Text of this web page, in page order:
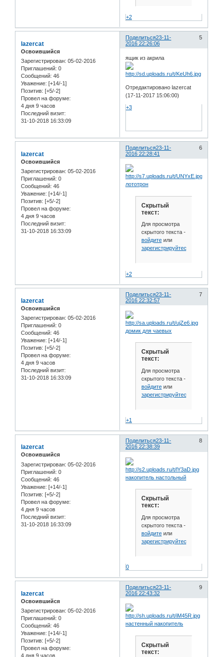
+2
Поделиться 5
23-11-
2016 22:26:06
lazercat
Освоившийся
Зарегистрирован: 05-02-2016
Приглашений: 0
Сообщений: 46
Уважение: [+14/-1]
Позитив: [+5/-2]
Провел на форуме:
4 дня 9 часов
Последний визит:
31-10-2018 16:33:09
ящик из акрила
Отредактировано lazercat
(17-11-2017 15:06:00)
+3
Поделиться 6
23-11-
2016 22:28:41
lazercat
Освоившийся
Зарегистрирован: 05-02-2016
Приглашений: 0
Сообщений: 46
Уважение: [+14/-1]
Позитив: [+5/-2]
Провел на форуме:
4 дня 9 часов
Последний визит:
31-10-2018 16:33:09
лототрон
Скрытый
текст:
Для просмотра
скрытого текста -
войдитеили
зарегистрируйтесь
+2
Поделиться 7
23-11-
2016 22:32:57
lazercat
Освоившийся
Зарегистрирован: 05-02-2016
Приглашений: 0
Сообщений: 46
Уважение: [+14/-1]
Позитив: [+5/-2]
Провел на форуме:
4 дня 9 часов
Последний визит:
31-10-2018 16:33:09
домик для чаевых
Скрытый
текст:
Для просмотра
скрытого текста -
войдитеили
зарегистрируйтесь
+1
Поделиться 8
23-11-
2016 22:38:39
lazercat
Освоившийся
Зарегистрирован: 05-02-2016
Приглашений: 0
Сообщений: 46
Уважение: [+14/-1]
Позитив: [+5/-2]
Провел на форуме:
4 дня 9 часов
Последний визит:
31-10-2018 16:33:09
накопитель настольный
Скрытый
текст:
Для просмотра
скрытого текста -
войдитеили
зарегистрируйтесь
0
Поделиться 9
23-11-
2016 22:43:32
lazercat
Освоившийся
Зарегистрирован: 05-02-2016
Приглашений: 0
Сообщений: 46
Уважение: [+14/-1]
Позитив: [+5/-2]
Провел на форуме:
4 дня 9 часов
настенный накопитель
Скрытый
текст: